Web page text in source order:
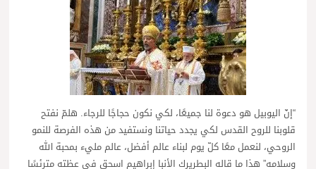
“إنّ اليوبيل هو دعوة لنا جميعًا، لكي نكون حجاجًا للرجاء. هلمّ نفتح
قلوبنا للروح القدس لكي يجدد حياتنا ونستفيد من هذه الفرصة للنمو
الروحي، لنعمل معًا كلّ يوم لبناء عالم أفضل، عالم مليء بمحبة الله
وسلامه” هذا ما قاله البطريرك الأنبا إبراهيم اسحق في عظته مترئسًا